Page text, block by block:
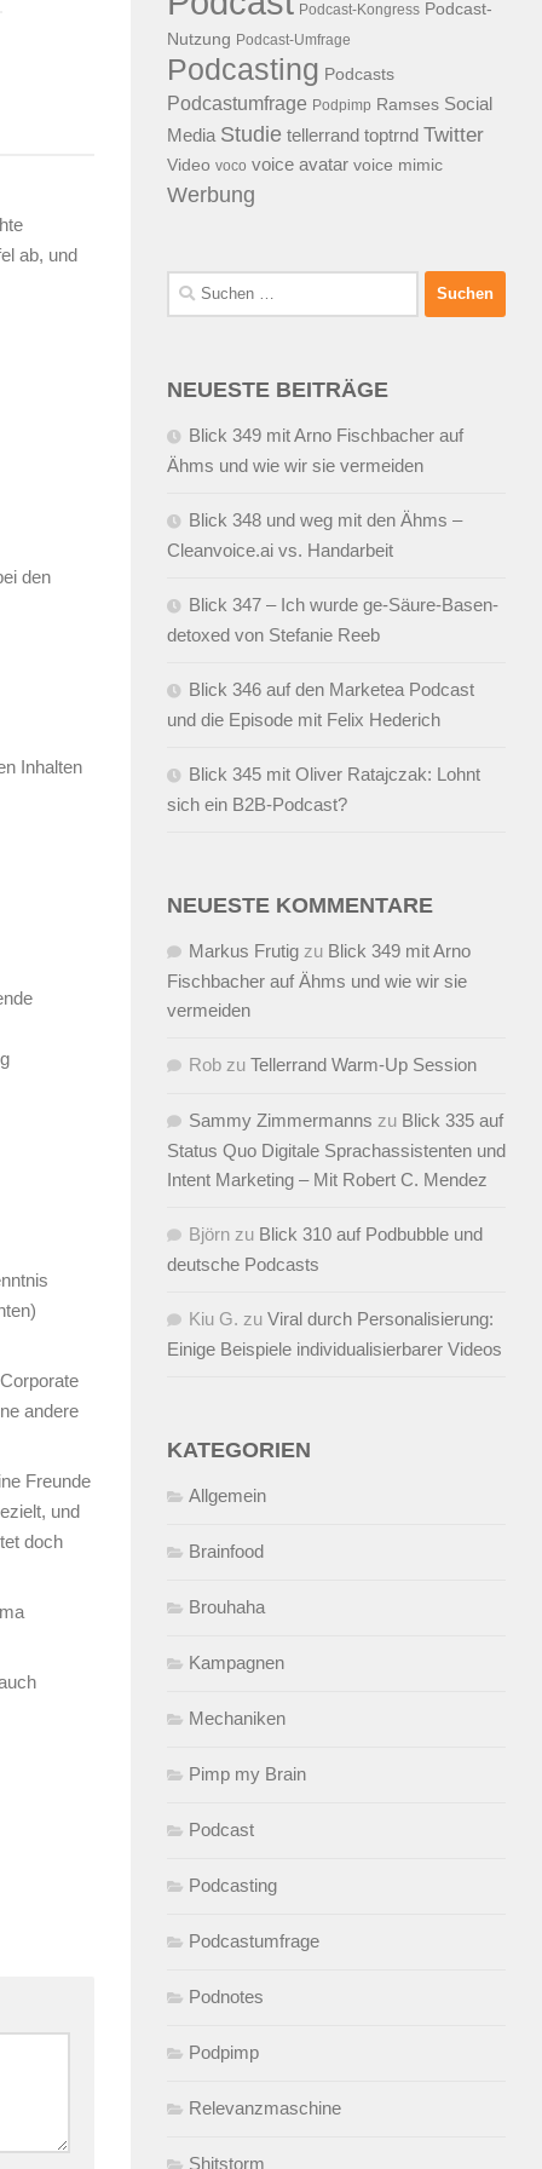
ab, und
den
Inhalten
andere
Freunde
und
doch
Podcast-Kongress Podcast-
Nutzung Podcast-Umfrage
Podcasting Podcasts
Podcastumfrage Podpimp Ramses Social
Media Studie tellerrand toptrnd Twitter
Video voco voice avatar voice mimic
Werbung
Suchen
nach:
NEUESTE BEITRÄGE
Blick 349 mit Arno Fischbacher auf
Ähms und wie wir sie vermeiden
Blick 348 und weg mit den Ähms –
Cleanvoice.ai vs. Handarbeit
Blick 347 – Ich wurde ge-Säure-Basen-
detoxed von Stefanie Reeb
Blick 346 auf den Marketea Podcast
und die Episode mit Felix Hederich
Blick 345 mit Oliver Ratajczak: Lohnt
sich ein B2B-Podcast?
NEUESTE KOMMENTARE
Markus Frutig zu Blick 349 mit Arno
Fischbacher auf Ähms und wie wir sie
vermeiden
Rob zu Tellerrand Warm-Up Session
Sammy Zimmermanns zu Blick 335 auf
Status Quo Digitale Sprachassistenten und
Intent Marketing – Mit Robert C. Mendez
Björn zu Blick 310 auf Podbubble und
deutsche Podcasts
Kiu G. zu Viral durch Personalisierung:
Einige Beispiele individualisierbarer Videos
KATEGORIEN
Allgemein
Brainfood
Brouhaha
Kampagnen
Mechaniken
Pimp my Brain
Podcast
Podcasting
Podcastumfrage
Podnotes
Podpimp
Relevanzmaschine
Shitstorm